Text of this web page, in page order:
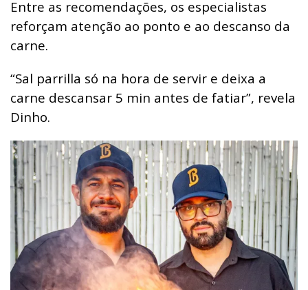
Entre as recomendações, os especialistas
reforçam atenção ao ponto e ao descanso da
carne.
“Sal parrilla só na hora de servir e deixa a
carne descansar 5 min antes de fatiar”, revela
Dinho.